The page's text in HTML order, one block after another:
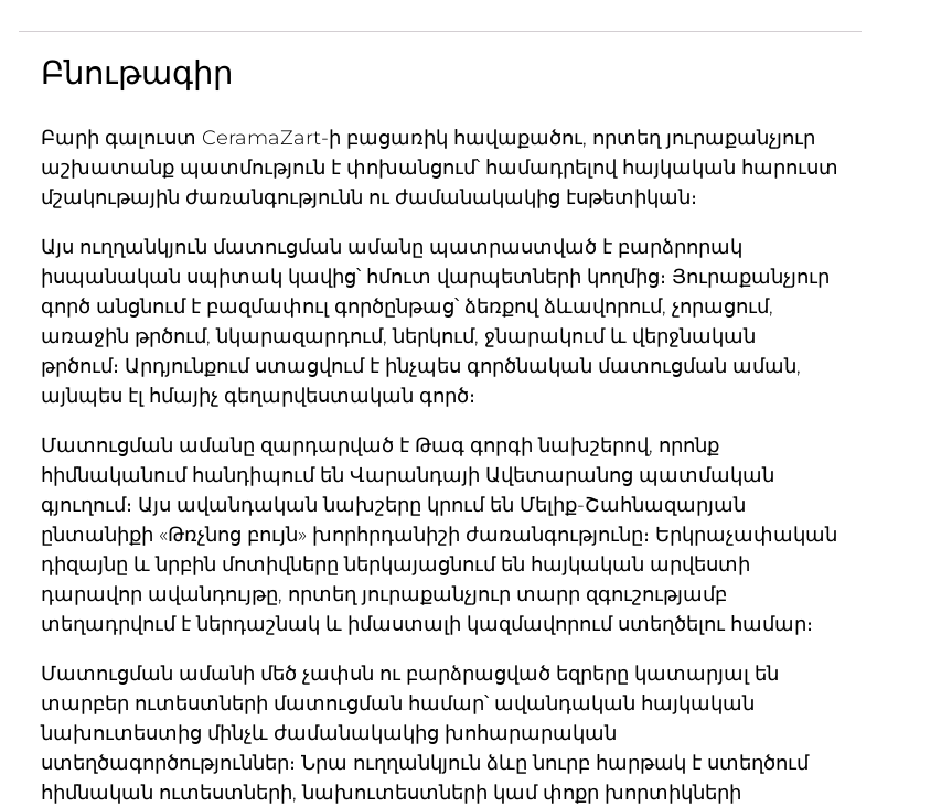
Բնութագիր
Բարի գալուստ CeramaZart-ի բացառիկ հավաքածու, որտեղ յուրաքանչյուր
աշխատանք պատմություն է փոխանցում՝ համադրելով հայկական հարուստ
մշակութային ժառանգությունն ու ժամանակակից էսթետիկան։
Այս ուղղանկյուն մատուցման ամանը պատրաստված է բարձրորակ
իսպանական սպիտակ կավից՝ հմուտ վարպետների կողմից։ Յուրաքանչյուր
գործ անցնում է բազմափուլ գործընթաց՝ ձեռքով ձևավորում, չորացում,
առաջին թրծում, նկարազարդում, ներկում, ջնարակում և վերջնական
թրծում։ Արդյունքում ստացվում է ինչպես գործնական մատուցման աման,
այնպես էլ հմայիչ գեղարվեստական գործ։
Մատուցման ամանը զարդարված է Թագ գորգի նախշերով, որոնք
հիմնականում հանդիպում են Վարանդայի Ավետարանոց պատմական
գյուղում։ Այս ավանդական նախշերը կրում են Մելիք-Շահնազարյան
ընտանիքի «Թռչնոց բույն» խորհրդանիշի ժառանգությունը։ Երկրաչափական
դիզայնը և նրբին մոտիվները ներկայացնում են հայկական արվեստի
դարավոր ավանդույթը, որտեղ յուրաքանչյուր տարր զգուշությամբ
տեղադրվում է ներդաշնակ և իմաստալի կազմավորում ստեղծելու համար։
Մատուցման ամանի մեծ չափսն ու բարձրացված եզրերը կատարյալ են
տարբեր ուտեստների մատուցման համար՝ ավանդական հայկական
նախուտեստից մինչև ժամանակակից խոհարարական
ստեղծագործություններ։ Նրա ուղղանկյուն ձևը նուրբ հարթակ է ստեղծում
հիմնական ուտեստների, նախուտեստների կամ փոքր խորտիկների